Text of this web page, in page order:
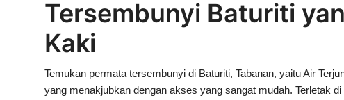
Kearifan lokal
Alam Bali
Tersembunyi Baturiti
Kaki
Temukan permata tersembunyi di Baturiti, Tabanan, yaitu Air
yang menakjubkan dengan akses yang sangat mudah. Terletak